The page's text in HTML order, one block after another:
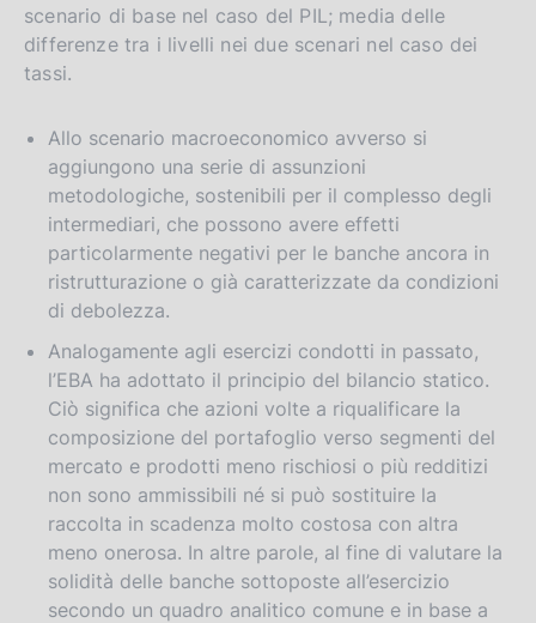
scenario di base nel caso del PIL; media delle
differenze tra i livelli nei due scenari nel caso dei
tassi.
Allo scenario macroeconomico avverso si
aggiungono una serie di assunzioni
metodologiche, sostenibili per il complesso degli
intermediari, che possono avere effetti
particolarmente negativi per le banche ancora in
ristrutturazione o già caratterizzate da condizioni
di debolezza.
Analogamente agli esercizi condotti in passato,
l’EBA ha adottato il principio del bilancio statico.
Ciò significa che azioni volte a riqualificare la
composizione del portafoglio verso segmenti del
mercato e prodotti meno rischiosi o più redditizi
non sono ammissibili né si può sostituire la
raccolta in scadenza molto costosa con altra
meno onerosa. In altre parole, al fine di valutare la
solidità delle banche sottoposte all’esercizio
secondo un quadro analitico comune e in base a